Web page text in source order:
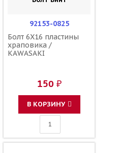
92153-0825
Болт 6X16 пластины
храповика /
KAWASAKI
150 ₽
В КОРЗИНУ